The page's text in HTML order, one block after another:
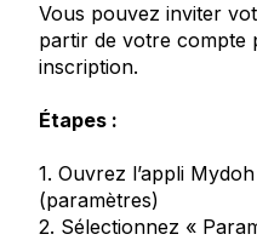
Vous pouvez inviter
partir de votre compte
inscription.
Étapes :
1. Ouvrez l’appli
(paramètres)
2. Sélectionnez «